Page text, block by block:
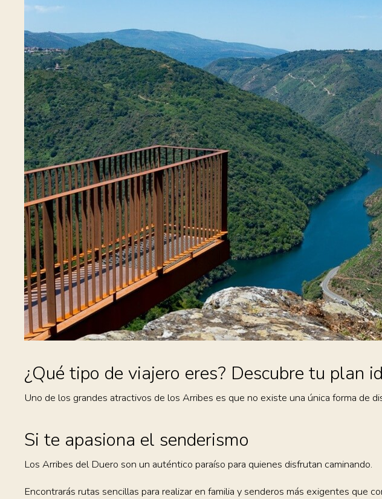
¿Qué tipo de viajero eres? Descubre tu plan
Uno de los grandes atractivos de los Arribes es que no existe una única forma de
Si te apasiona el senderismo
Los Arribes del Duero son un auténtico paraíso para quienes disfrutan caminando.
Encontrarás rutas sencillas para realizar en familia y senderos más exigentes que